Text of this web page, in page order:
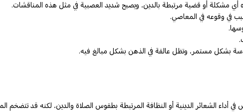
أي مشكلة أو قضية مرتبطة بالدين، ويصبح شديد العصبية في مثل هذه المناقشات.
في وقوعه في المعاصي.
بشكل مستمر، وتظل عالقة في الذهن بشكل مبالغ فيه.
أداء الشعائر الدينية أو النظافة المرتبطة بطقوس الصلاة والدين، لكنه قد